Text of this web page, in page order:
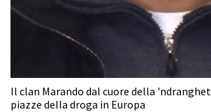
Il clan Marando dal cuore della
piazze della droga in Europa